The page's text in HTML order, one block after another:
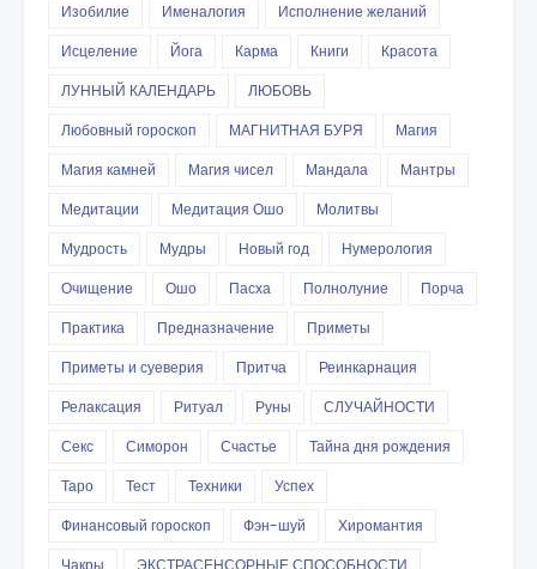
Изобилие
Именалогия
Исполнение желаний
Исцеление
Йога Карма Книги
Красота
ЛУННЫЙ КАЛЕНДАРЬ
ЛЮБОВЬ
Любовный гороскоп
МАГНИТНАЯ БУРЯ
Магия
Магия камней
Магия чисел Мандала
Мантры
Медитации
Медитация Ошо
Молитвы
Мудрость
Мудры Новый год
Нумерология
Очищение
Ошо Пасха Полнолуние
Порча
Практика
Предназначение
Приметы
Приметы и суеверия
Притча
Реинкарнация
Релаксация
Ритуал Руны
СЛУЧАЙНОСТИ
Секс
Симорон Счастье
Тайна дня рождения
Таро
Тест Техники
Успех
Финансовый гороскоп
Фэн-шуй
Хиромантия
Чакры
ЭКСТРАСЕНСОРНЫЕ СПОСОБНОСТИ